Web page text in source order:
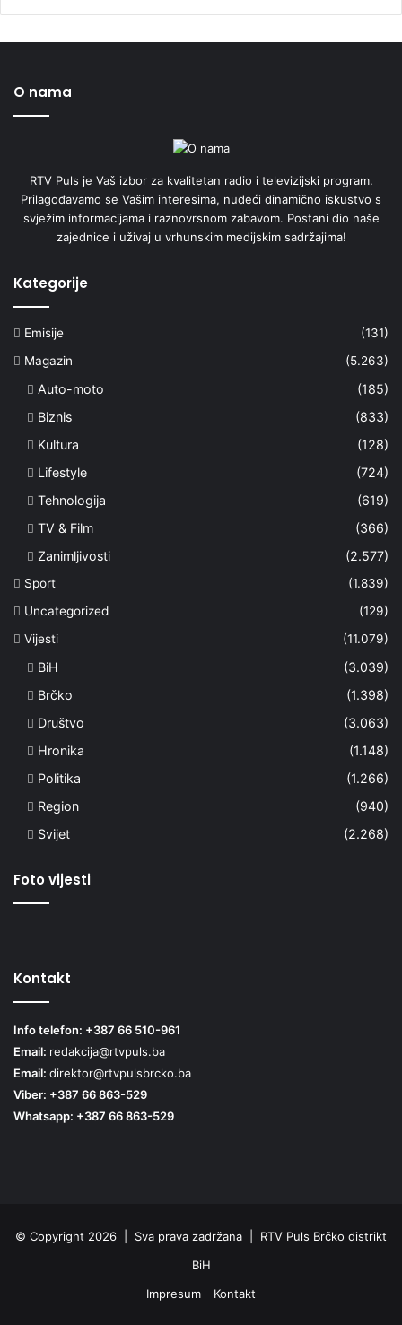
O nama
RTV Puls je Vaš izbor za kvalitetan radio i televizijski program.
Prilagođavamo se Vašim interesima, nudeći dinamično iskustvo s
svježim informacijama i raznovrsnom zabavom. Postani dio naše
zajednice i uživaj u vrhunskim medijskim sadržajima!
Kategorije
Emisije
(131)
Magazin
(5.263)
Auto-moto
(185)
Biznis
(833)
Kultura
(128)
Lifestyle
(724)
Tehnologija
(619)
TV & Film
(366)
Zanimljivosti
(2.577)
Sport
(1.839)
Uncategorized
(129)
Vijesti
(11.079)
BiH
(3.039)
Brčko
(1.398)
Društvo
(3.063)
Hronika
(1.148)
Politika
(1.266)
Region
(940)
Svijet
(2.268)
Foto vijesti
Kontakt
Info telefon: +387 66 510-961
Email: redakcija@rtvpuls.ba
Email: direktor@rtvpulsbrcko.ba
Viber: +387 66 863-529
Whatsapp: +387 66 863-529
© Copyright 2026 | Sva prava zadržana | RTV Puls Brčko distrikt
BiH
Impresum
Kontakt